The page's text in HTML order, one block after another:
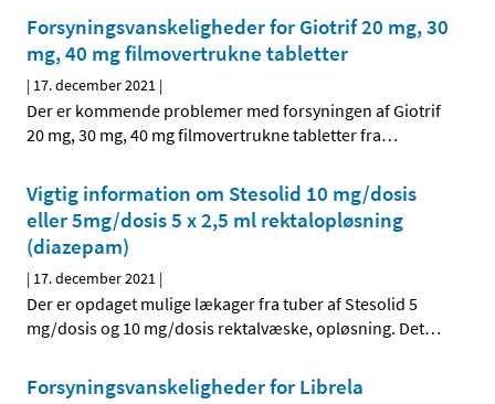
Forsyningsvanskeligheder for Giotrif 20 mg, 30
mg, 40 mg filmovertrukne tabletter
| 17. december 2021 |
Der er kommende problemer med forsyningen af Giotrif
20 mg, 30 mg, 40 mg filmovertrukne tabletter fra…
Vigtig information om Stesolid 10 mg/dosis
eller 5mg/dosis 5 x 2,5 ml rektalopløsning
(diazepam)
| 17. december 2021 |
Der er opdaget mulige lækager fra tuber af Stesolid 5
mg/dosis og 10 mg/dosis rektalvæske, opløsning. Det…
Forsyningsvanskeligheder for Librela